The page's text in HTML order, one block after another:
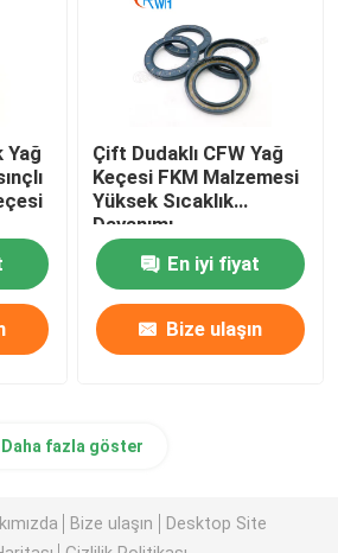
Yağ
Çift Dudaklı CFW Yağ
Keçesi FKM Malzemesi
Yüksek Sıcaklık
Dayanımı
En iyi fiyat
Bize ulaşın
Daha fazla göster
Bize ulaşın
Desktop Site